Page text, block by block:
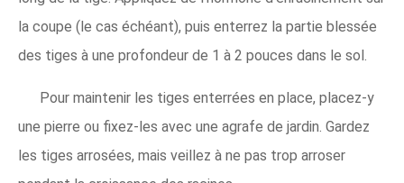
la coupe (le cas échéant), puis enterrez la partie blessée
des tiges à une profondeur de 1 à 2 pouces dans le sol.
Pour maintenir les tiges enterrées en place, placez-y
une pierre ou fixez-les avec une agrafe de jardin. Gardez
les tiges arrosées, mais veillez à ne pas trop arroser